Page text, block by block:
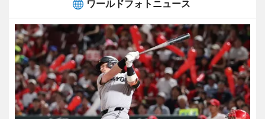
ワールドフォトニュース